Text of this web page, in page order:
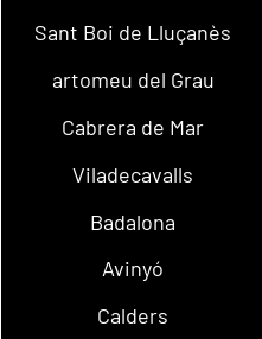
Sant Boi de Lluçanès
artomeu del Grau
Cabrera de Mar
Viladecavalls
Badalona
Avinyó
Calders